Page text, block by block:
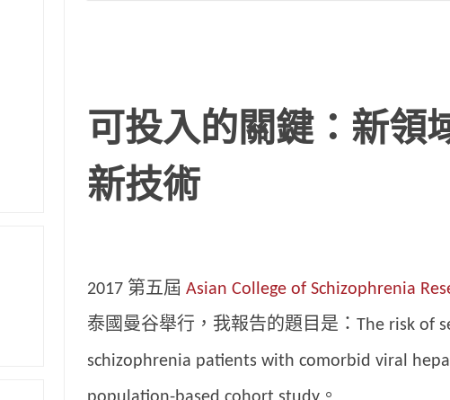
可投入的關鍵：新領
新技術
2017 第五屆Asian College of Schizophrenia
泰國曼谷舉行，我報告的題目是：The risk of
schizophrenia patients with comorbid viral